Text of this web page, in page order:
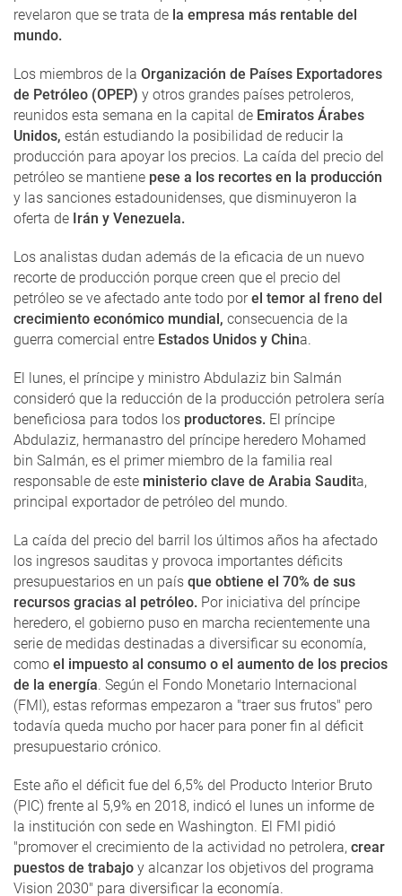
revelaron que se trata de la empresa más rentable del
mundo.
Los miembros de la Organización de Países Exportadores
de Petróleo (OPEP) y otros grandes países petroleros,
reunidos esta semana en la capital de Emiratos Árabes
Unidos, están estudiando la posibilidad de reducir la
producción para apoyar los precios. La caída del precio del
petróleo se mantiene pese a los recortes en la producción
y las sanciones estadounidenses, que disminuyeron la
oferta de Irán y Venezuela.
Los analistas dudan además de la eficacia de un nuevo
recorte de producción porque creen que el precio del
petróleo se ve afectado ante todo porel temor al freno del
crecimiento económico mundial, consecuencia de la
guerra comercial entre Estados Unidos y China.
El lunes, el príncipe y ministro Abdulaziz bin Salmán
consideró que la reducción de la producción petrolera sería
beneficiosa para todos los productores. El príncipe
Abdulaziz, hermanastro del príncipe heredero Mohamed
bin Salmán, es el primer miembro de la familia real
responsable de este ministerio clave de Arabia Saudita,
principal exportador de petróleo del mundo.
La caída del precio del barril los últimos años ha afectado
los ingresos sauditas y provoca importantes déficits
presupuestarios en un país que obtiene el 70% de sus
recursos gracias al petróleo. Por iniciativa del príncipe
heredero, el gobierno puso en marcha recientemente una
serie de medidas destinadas a diversificar su economía,
como el impuesto al consumo o el aumento de los precios
de la energía. Según el Fondo Monetario Internacional
(FMI), estas reformas empezaron a "traer sus frutos" pero
todavía queda mucho por hacer para poner fin al déficit
presupuestario crónico.
Este año el déficit fue del 6,5% del Producto Interior Bruto
(PIC) frente al 5,9% en 2018, indicó el lunes un informe de
la institución con sede en Washington. El FMI pidió
"promover el crecimiento de la actividad no petrolera, crear
puestos de trabajo y alcanzar los objetivos del programa
Vision 2030" para diversificar la economía.